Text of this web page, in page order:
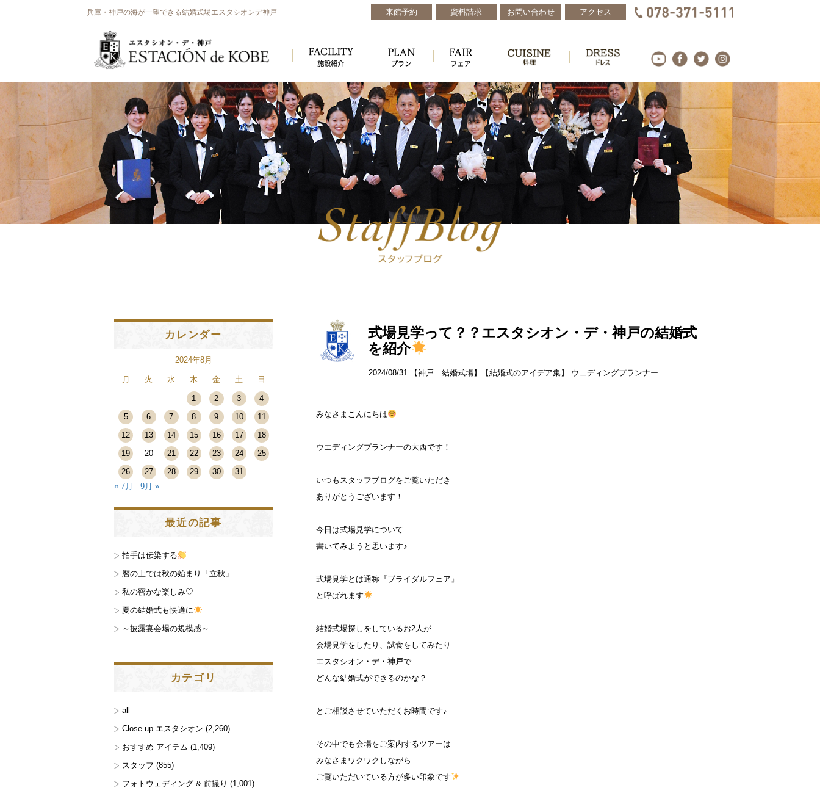
兵庫・神戸の海が一望できる結婚式場エスタシオンデ神戸 来館予約 資料請求 お問い合わせ アクセス
式場見学って？？エスタシオン・デ・神戸の結婚式
を紹介
2024/08/31 【神戸 結婚式場】【結婚式のアイデア集】 ウェディングプランナー
みなさまこんにちは
ウエディングプランナーの大西です！
いつもスタッフブログをご覧いただき
ありがとうございます！
今日は式場見学について
書いてみようと思います♪
式場見学とは通称『ブライダルフェア』
と呼ばれます
結婚式場探しをしているお2人が
会場見学をしたり、試食をしてみたり
エスタシオン・デ・神戸で
どんな結婚式ができるのかな？
とご相談させていただくお時間です♪
その中でも会場をご案内するツアーは
みなさまワクワクしながら
ご覧いただいている方が多い印象です
カレンダー
2024年8月
月 火 水 木 金 土 日
1 2 3
4
5
6 7 8 9 10
11
12
13 14 15 16 17
18
19
20 21 22 23 24
25
26
27 28 29 30
31
« 7月
9月 »
最近の記事
拍手は伝染する
暦の上では秋の始まり「立秋」
私の密かな楽しみ♡
夏の結婚式も快適に
～披露宴会場の規模感～
カテゴリ
all
Close up エスタシオン (2,260)
おすすめ アイテム (1,409)
スタッフ (855)
フォトウェディング & 前撮り (1,001)